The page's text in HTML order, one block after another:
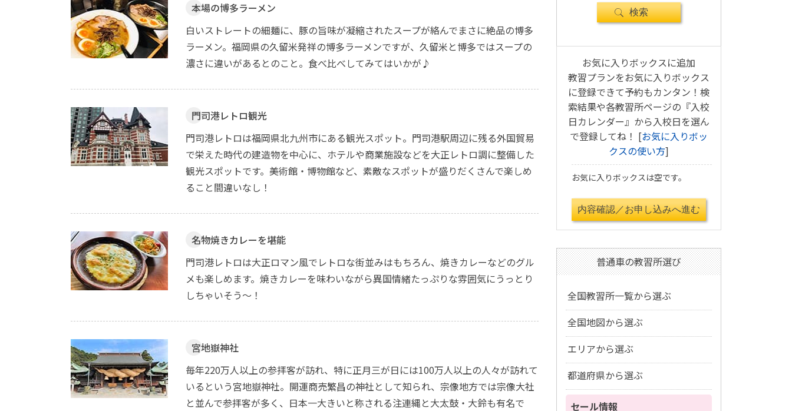
本場の博多ラーメン
白いストレートの細麺に、豚の旨味が凝縮されたスープが絡んでまさに絶品の博多
ラーメン。福岡県の久留米発祥の博多ラーメンですが、久留米と博多ではスープの
濃さに違いがあるとのこと。食べ比べしてみてはいかが♪
門司港レトロ観光
門司港レトロは福岡県北九州市にある観光スポット。門司港駅周辺に残る外国貿易
で栄えた時代の建造物を中心に、ホテルや商業施設などを大正レトロ調に整備した
観光スポットです。美術館・博物館など、素敵なスポットが盛りだくさんで楽しめ
ること間違いなし！
名物焼きカレーを堪能
門司港レトロは大正ロマン風でレトロな街並みはもちろん、焼きカレーなどのグル
メも楽しめます。焼きカレーを味わいながら異国情緒たっぷりな雰囲気にうっとり
しちゃいそう～！
宮地嶽神社
毎年220万人以上の参拝客が訪れ、特に正月三が日には100万人以上の人々が訪れて
いるという宮地嶽神社。開運商売繁昌の神社として知られ、宗像地方では宗像大社
と並んで参拝客が多く、日本一大きいと称される注連縄と大太鼓・大鈴も有名で
お気に入りボックスに追加
教習プランをお気に入りボックス
に登録できて予約もカンタン！検
索結果や各教習所ページの『入校
日カレンダー』から入校日を選ん
で登録してね！ [お気に入りボッ
クスの使い方]
お気に入りボックスは空です。
普通車の教習所選び
全国教習所一覧から選ぶ
全国地図から選ぶ
エリアから選ぶ
都道府県から選ぶ
セール情報